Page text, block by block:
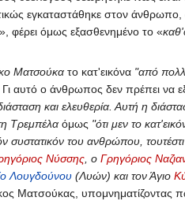
εγκαταστάθηκε στον άνθρωπο,
», φέρει όμως εξασθενημένο το «
Ματσούκα το κατ'εικόνα "από
Γι αυτό ο άνθρωπος δεν πρέπει να
και ελευθερία. Αυτή η
Τρεμπέλα όμως "ότι μεν το
συστατικόν του ανθρώπου,
Νύσσης, ο Γρηγόριος
Λουγδούνου (Λυών) και τον Άγιο
Ματσούκας, υπομνηματίζοντας